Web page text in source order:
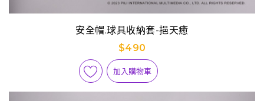
安全帽.球具收納套-挹天癒
$490
加入購物車